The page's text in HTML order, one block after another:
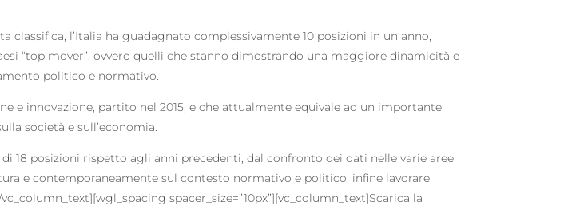
l’Italia ha guadagnato complessivamente 10 posizioni in un anno,
“top mover”, ovvero quelli che stanno dimostrando una maggiore dinamicità e
politico e normativo.
e innovazione, partito nel 2015, e che attualmente equivale ad un importante
società e sull’economia.
18 posizioni rispetto agli anni precedenti, dal confronto dei dati nelle varie aree
e contemporaneamente sul contesto normativo e politico, infine lavorare
spacer_size=”10px”][vc_column_text]Scarica la